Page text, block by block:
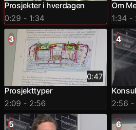
Prosjekter i hverdagen
0:29 - 1:34
Om
1:34 -
3
0:47
Prosjekttyper
2:09 - 2:56
4
2:56 -
5 6